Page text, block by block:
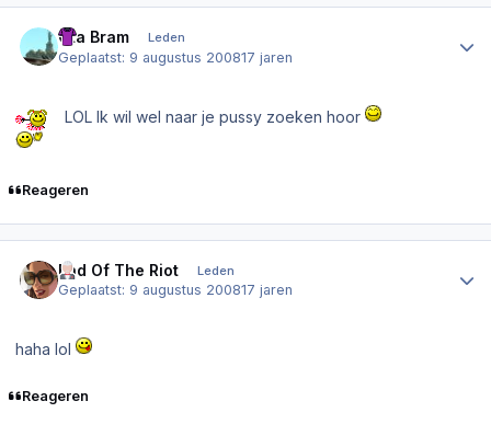
Gta Bram Leden
Geplaatst: 9 augustus 200817 jaren
LOL Ik wil wel naar je pussy zoeken hoor
Reageren
End Of The Riot Leden
Geplaatst: 9 augustus 200817 jaren
haha lol
Reageren